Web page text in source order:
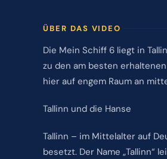
ÜBER DAS VIDEO
Die Mein Schiff 6 liegt in
zu den am besten
hier auf engem Raum an
Tallinn und die Hanse
Tallinn – im Mittelalter auf
besetzt. Der Name „Tallinn“